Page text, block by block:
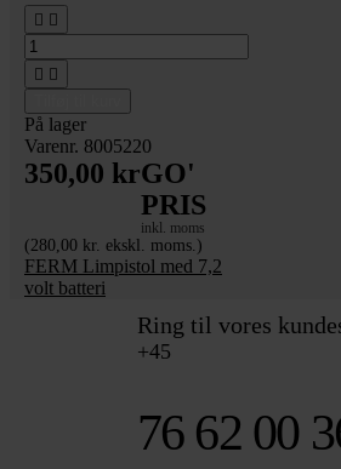
 
 
På lager
Varenr. 8005220
350,00 krGO'
PRIS
inkl. moms
(280,00 kr. ekskl. moms.)
FERM Limpistol med 7,2
volt batteri
Ring til vores
+45
76 62 00